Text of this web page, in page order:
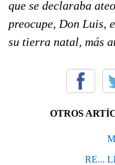
que se declaraba
preocupe, Don Luis,
su tierra natal, más
OTROS
RE...